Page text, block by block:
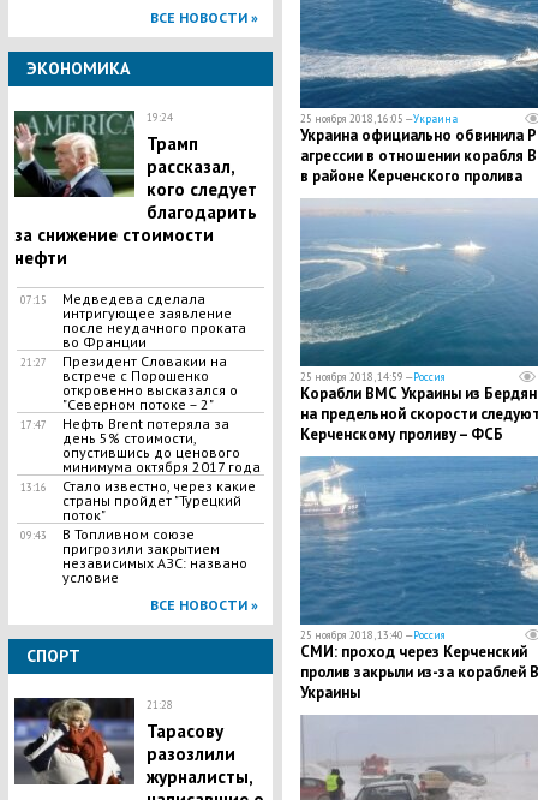
ВСЕ НОВОСТИ »
ЭКОНОМИКА
19:24
Трамп
рассказал,
кого следует
благодарить
за снижение стоимости
нефти
07:15
Медведева сделала
интригующее заявление
после неудачного проката
во Франции
21:27
Президент Словакии на
встрече с Порошенко
откровенно высказался о
"Северном потоке – 2"
17:47
Нефть Brent потеряла за
день 5% стоимости,
опустившись до ценового
минимума октября 2017 года
13:16
Стало известно, через какие
страны пройдет "Турецкий
поток"
09:43
В Топливном союзе
пригрозили закрытием
независимых АЗС: названо
условие
ВСЕ НОВОСТИ »
СПОРТ
21:28
Тарасову
разозлили
журналисты,
25 ноября 2018, 16:05 —Украина
Украина официально обвинила
агрессии в отношении корабля
в районе Керченского пролива
25 ноября 2018, 14:59 —Россия
Корабли ВМС Украины из
на предельной скорости
Керченскому проливу – ФСБ
25 ноября 2018, 13:40 —Россия
СМИ: проход через Керченский
пролив закрыли из-за кораблей
Украины